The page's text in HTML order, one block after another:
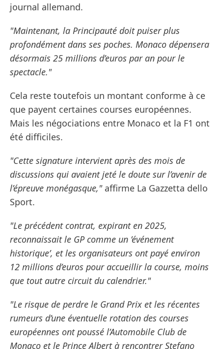
journal allemand.
"Maintenant, la Principauté doit puiser plus
profondément dans ses poches. Monaco dépensera
désormais 25 millions d’euros par an pour le
spectacle."
Cela reste toutefois un montant conforme à ce
que payent certaines courses européennes.
Mais les négociations entre Monaco et la F1 ont
été difficiles.
"Cette signature intervient après des mois de
discussions qui avaient jeté le doute sur l’avenir de
l’épreuve monégasque,"affirme La Gazzetta dello
Sport.
"Le précédent contrat, expirant en 2025,
reconnaissait le GP comme un ’événement
historique’, et les organisateurs ont payé environ
12 millions d’euros pour accueillir la course, moins
que tout autre circuit du calendrier."
"Le risque de perdre le Grand Prix et les récentes
rumeurs d’une éventuelle rotation des courses
européennes ont poussé l’Automobile Club de
Monaco et le Prince Albert à rencontrer Stefano